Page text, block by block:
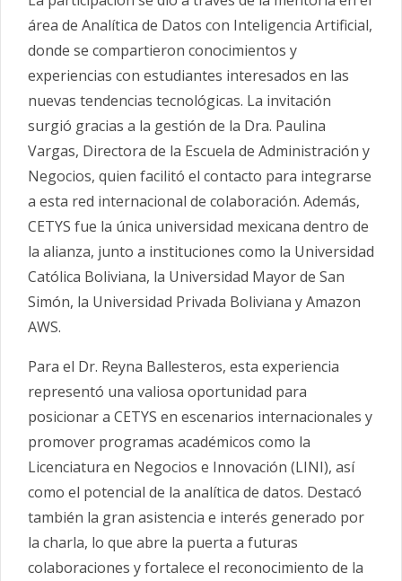
área de Analítica de Datos con Inteligencia Artificial,
donde se compartieron conocimientos y
experiencias con estudiantes interesados en las
nuevas tendencias tecnológicas. La invitación
surgió gracias a la gestión de la Dra. Paulina
Vargas, Directora de la Escuela de Administración y
Negocios, quien facilitó el contacto para integrarse
a esta red internacional de colaboración. Además,
CETYS fue la única universidad mexicana dentro de
la alianza, junto a instituciones como la Universidad
Católica Boliviana, la Universidad Mayor de San
Simón, la Universidad Privada Boliviana y Amazon
AWS.
Para el Dr. Reyna Ballesteros, esta experiencia
representó una valiosa oportunidad para
posicionar a CETYS en escenarios internacionales y
promover programas académicos como la
Licenciatura en Negocios e Innovación (LINI), así
como el potencial de la analítica de datos. Destacó
también la gran asistencia e interés generado por
la charla, lo que abre la puerta a futuras
colaboraciones y fortalece el reconocimiento de la